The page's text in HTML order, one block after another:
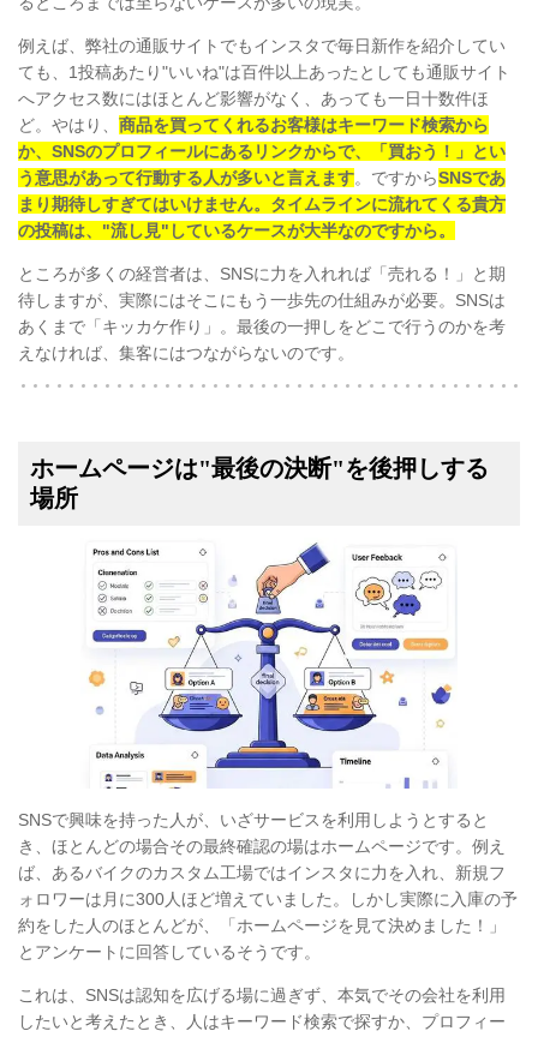
例えば、弊社の通販サイトでもインスタで毎日新作を紹介してい
ても、1投稿あたり"いいね"は百件以上あったとしても通販サイト
へアクセス数にはほとんど影響がなく、あっても一日十数件ほ
ど。やはり、 商品を買ってくれるお客様はキーワード検索から
か、SNSのプロフィールにあるリンクからで、「買おう！」とい
う意思があって行動する人が多いと言えます。ですからSNSであ
まり期待しすぎてはいけません。タイムラインに流れてくる貴方
の投稿は、"流し見"しているケースが大半なのですから。
ところが多くの経営者は、SNSに力を入れれば「売れる！」と期
待しますが、実際にはそこにもう一歩先の仕組みが必要。SNSは
あくまで「キッカケ作り」。最後の一押しをどこで行うのかを考
えなければ、集客にはつながらないのです。
ホームページは"最後の決断"を後押しする
場所
SNSで興味を持った人が、いざサービスを利用しようとすると
き、ほとんどの場合その最終確認の場はホームページです。例え
ば、あるバイクのカスタム工場ではインスタに力を入れ、新規フ
ォロワーは月に300人ほど増えていました。しかし実際に入庫の予
約をした人のほとんどが、「ホームページを見て決めました！」
とアンケートに回答しているそうです。
これは、SNSは認知を広げる場に過ぎず、本気でその会社を利用
したいと考えたとき、人はキーワード検索で探すか、プロフィー